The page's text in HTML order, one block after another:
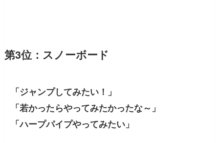
第3位：スノーボード
「ジャンプしてみたい！」
「若かったらやってみたかったな～」
「ハープパイプやってみたい」